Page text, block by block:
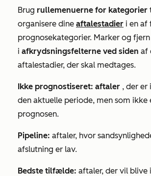
Brug rullemenuerne for kategorier
organisere dine aftalestadier i en af
prognosekategorier. Marker og
i afkrydsningsfelterne ved siden af
aftalestadier, der skal medtages.
Ikke prognostiseret: aftaler , der er
den aktuelle periode, men som ikke
prognosen.
Pipeline: aftaler, hvor
afslutning er lav.
Bedste tilfælde: aftaler, der vil blive